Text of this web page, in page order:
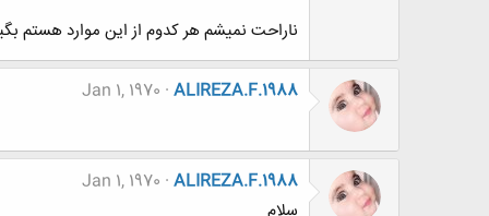
ناراحت نميشم هر كدوم از اين موارد هستم
ALIREZA.F.1988
Jan 1, 1970
ALIREZA.F.1988
Jan 1, 1970